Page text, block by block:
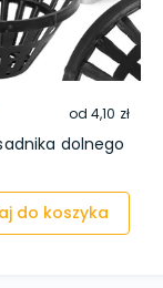
od4,10 zł
dolnego
do koszyka